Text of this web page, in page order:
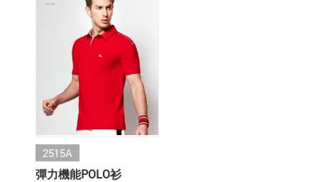
2515A
彈力機能POLO衫